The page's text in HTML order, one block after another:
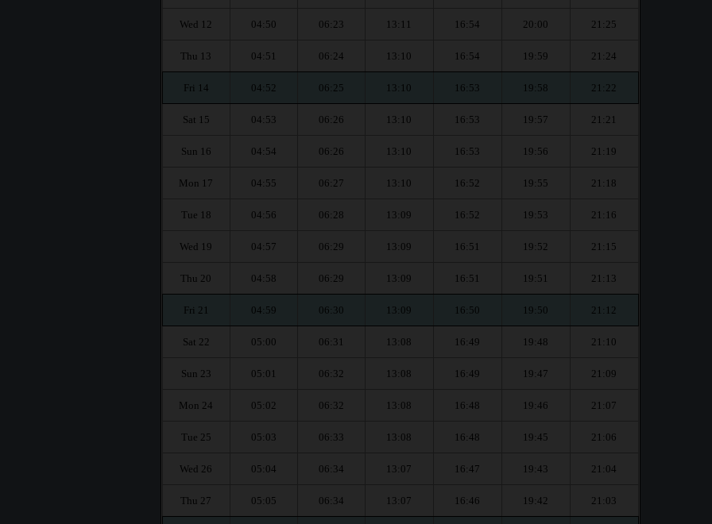
Wed 12 04:50 06:23 13:11 16:54 20:00 21:25
Thu 13 04:51 06:24 13:10 16:54 19:59 21:24
Fri 14 04:52 06:25 13:10 16:53 19:58 21:22
Sat 15 04:53 06:26 13:10 16:53 19:57 21:21
Sun 16 04:54 06:26 13:10 16:53 19:56 21:19
Mon 17 04:55 06:27 13:10 16:52 19:55 21:18
Tue 18 04:56 06:28 13:09 16:52 19:53 21:16
Wed 19 04:57 06:29 13:09 16:51 19:52 21:15
Thu 20 04:58 06:29 13:09 16:51 19:51 21:13
Fri 21 04:59 06:30 13:09 16:50 19:50 21:12
Sat 22 05:00 06:31 13:08 16:49 19:48 21:10
Sun 23 05:01 06:32 13:08 16:49 19:47 21:09
Mon 24 05:02 06:32 13:08 16:48 19:46 21:07
Tue 25 05:03 06:33 13:08 16:48 19:45 21:06
Wed 26 05:04 06:34 13:07 16:47 19:43 21:04
Thu 27 05:05 06:34 13:07 16:46 19:42 21:03